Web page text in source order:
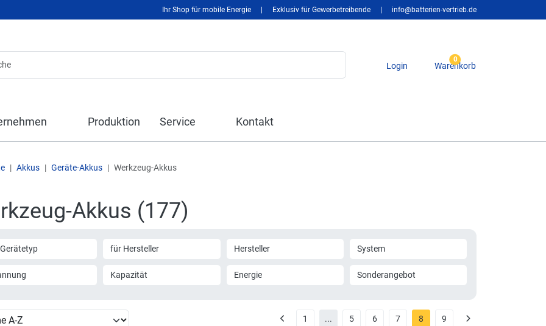
Ihr Shop für mobile Energie Exklusiv für Gewerbetreibende info@batterien-vertrieb.de
Login
0
Warenkorb
Produktion Service Kontakt
Akkus Geräte-Akkus Werkzeug-Akkus
Akkus (177)
für Hersteller Hersteller System
Kapazität Energie Sonderangebot
1 ... 5 6 7 8 9